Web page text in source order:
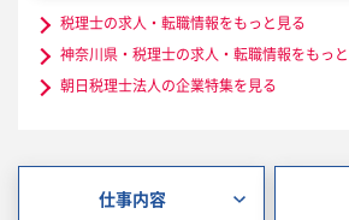
税理士の求人・転職情報をもっと見る
神奈川県・税理士の求人・転職情報をもっ
朝日税理士法人の企業特集を見る
仕事内容